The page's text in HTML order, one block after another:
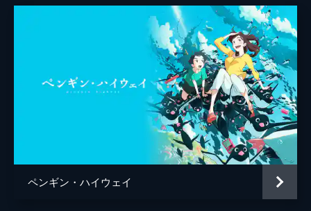
九太の母 麻生久美子
一郎彦（少年期） 黒木華
諸星すみれ
二郎丸（少年期） 大野百花
津川雅彦
リリー・フランキー
多々良 大泉洋
ペンギン・ハイウェイ